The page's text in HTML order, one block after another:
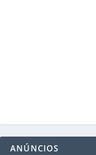
ANÚNCIOS